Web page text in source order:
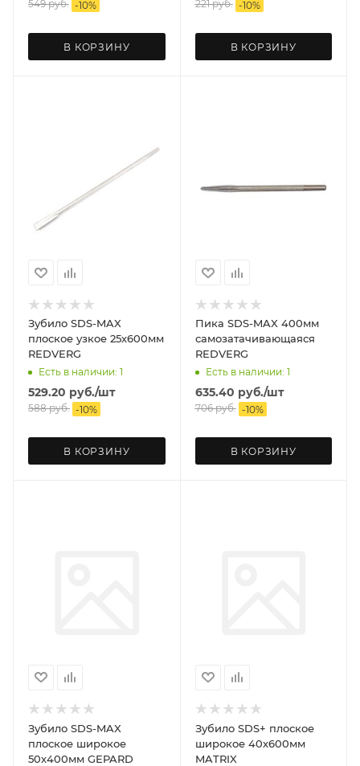
549руб. -10%
В КОРЗИНУ
221руб. -10%
В КОРЗИНУ
Зубило SDS-MAX
плоское узкое 25х600мм
REDVERG
Есть в наличии: 1
529.20 руб./шт
588руб. -10%
В КОРЗИНУ
Пика SDS-MAX 400мм
самозатачивающаяся
REDVERG
Есть в наличии: 1
635.40 руб./шт
706руб. -10%
В КОРЗИНУ
Зубило SDS-MAX
плоское широкое
50х400мм GEPARD
Зубило SDS+ плоское
широкое 40х600мм
MATRIX